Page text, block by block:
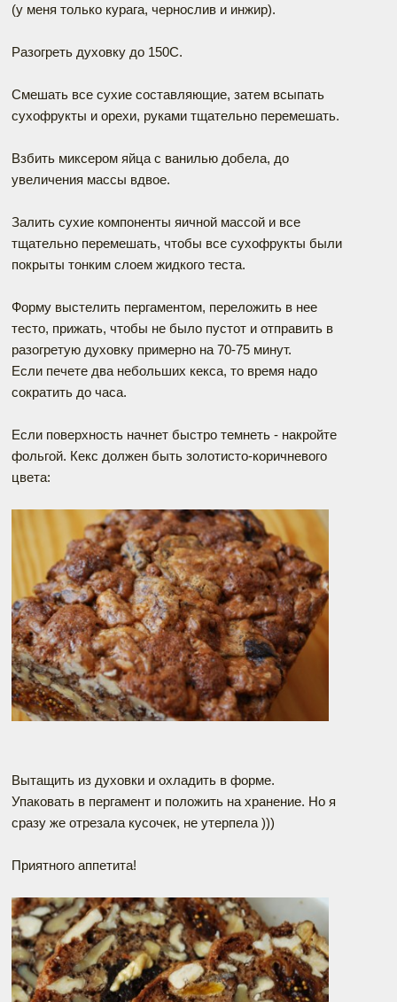
(у меня только курага, чернослив и инжир).
Разогреть духовку до 150С.
Смешать все сухие составляющие, затем всыпать
сухофрукты и орехи, руками тщательно перемешать.
Взбить миксером яйца с ванилью добела, до
увеличения массы вдвое.
Залить сухие компоненты яичной массой и все
тщательно перемешать, чтобы все сухофрукты были
покрыты тонким слоем жидкого теста.
Форму выстелить пергаментом, переложить в нее
тесто, прижать, чтобы не было пустот и отправить в
разогретую духовку примерно на 70-75 минут.
Если печете два небольших кекса, то время надо
сократить до часа.
Если поверхность начнет быстро темнеть - накройте
фольгой. Кекс должен быть золотисто-коричневого
цвета:
Вытащить из духовки и охладить в форме.
Упаковать в пергамент и положить на хранение. Но я
сразу же отрезала кусочек, не утерпела )))
Приятного аппетита!